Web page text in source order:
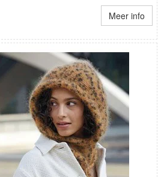
Meer info